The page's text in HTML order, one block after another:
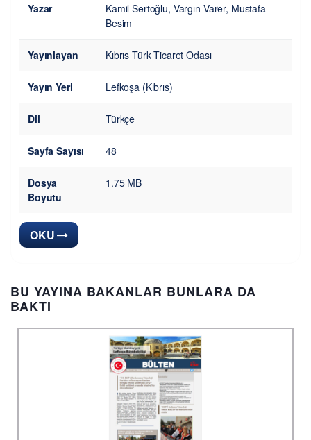
Yazar
Kamil Sertoğlu, Vargın Varer, Mustafa
Besim
Yayınlayan Kıbrıs Türk Ticaret Odası
Yayın Yeri Lefkoşa (Kıbrıs)
Dil Türkçe
Sayfa Sayısı 48
Dosya
Boyutu
1.75 MB
OKU
BU YAYINA BAKANLAR BUNLARA DA
BAKTI